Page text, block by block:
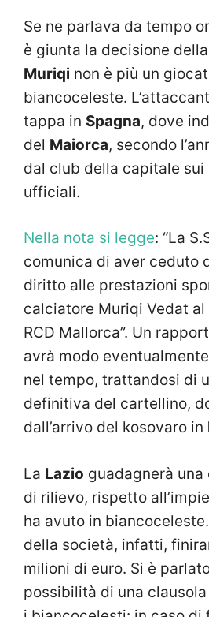
Se ne parlava da tempo
è giunta la decisione della
Muriqi non è più un
biancoceleste.
tappa in Spagna, dove
del Maiorca, secondo
dal club della capitale sui
ufficiali.
Nella nota si legge: “La
comunica di aver ceduto
diritto alle prestazioni
calciatore Muriqi Vedat
RCD Mallorca”. Un
avrà modo
nel tempo, trattandosi di
definitiva del cartellino,
dall’arrivo del kosovaro in
La Lazio guadagnerà
di rilievo, rispetto
ha avuto in
della società, infatti,
milioni di euro. Si è
possibilità di una